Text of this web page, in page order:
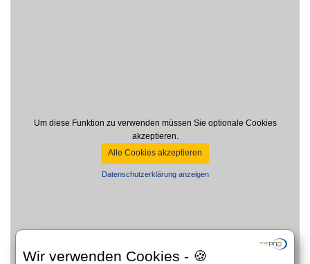
Wir verwenden Cookies - 🍪
Um diese Funktion zu verwenden müssen Sie optionale Cookies
akzeptieren.
Alle Cookies akzeptieren
Datenschutzerklärung anzeigen